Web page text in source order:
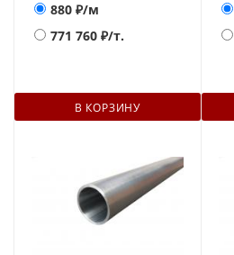
880 ₽/м
771 760 ₽/т.
В КОРЗИНУ